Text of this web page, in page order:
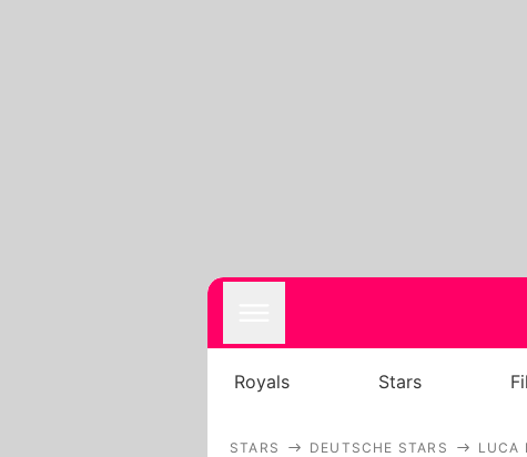
Royals Stars
STARS DEUTSCHE STARS LUCA